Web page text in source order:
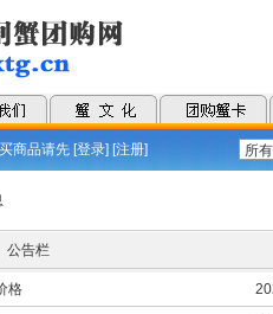
商品请先 [登录] [注册]
公告栏
格